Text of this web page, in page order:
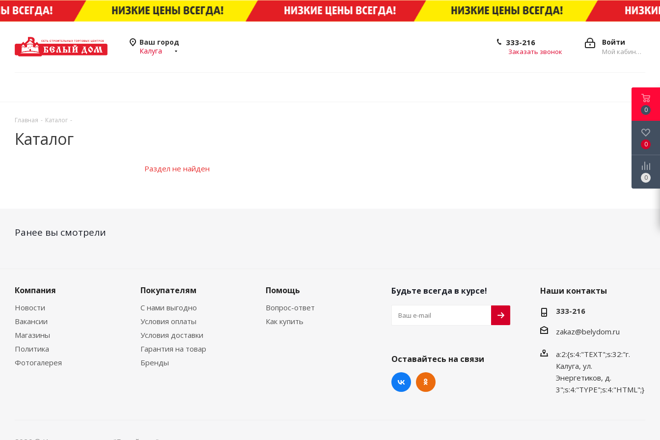
Ваш город
Калуга
Войти
Мой кабинет
333-216
Заказать звонок
Главная - Каталог -
Каталог
Раздел не найден
Ранее вы смотрели
Компания
Новости
Вакансии
Магазины
Политика
Фотогалерея
Покупателям
С нами выгодно
Условия оплаты
Условия доставки
Гарантия на товар
Бренды
Помощь
Вопрос-ответ
Как купить
Будьте всегда в курсе!
Оставайтесь на связи
Наши контакты
333-216
zakaz@belydom.ru
a:2:{s:4:"TEXT";s:32:"г.
Калуга, ул.
Энергетиков, д.
3";s:4:"TYPE";s:4:"HTML";}
0
0
0